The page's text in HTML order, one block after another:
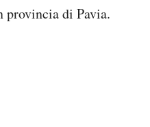
provincia di Pavia.